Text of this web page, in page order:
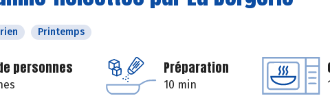
Printemps
personnes Préparation
10 min